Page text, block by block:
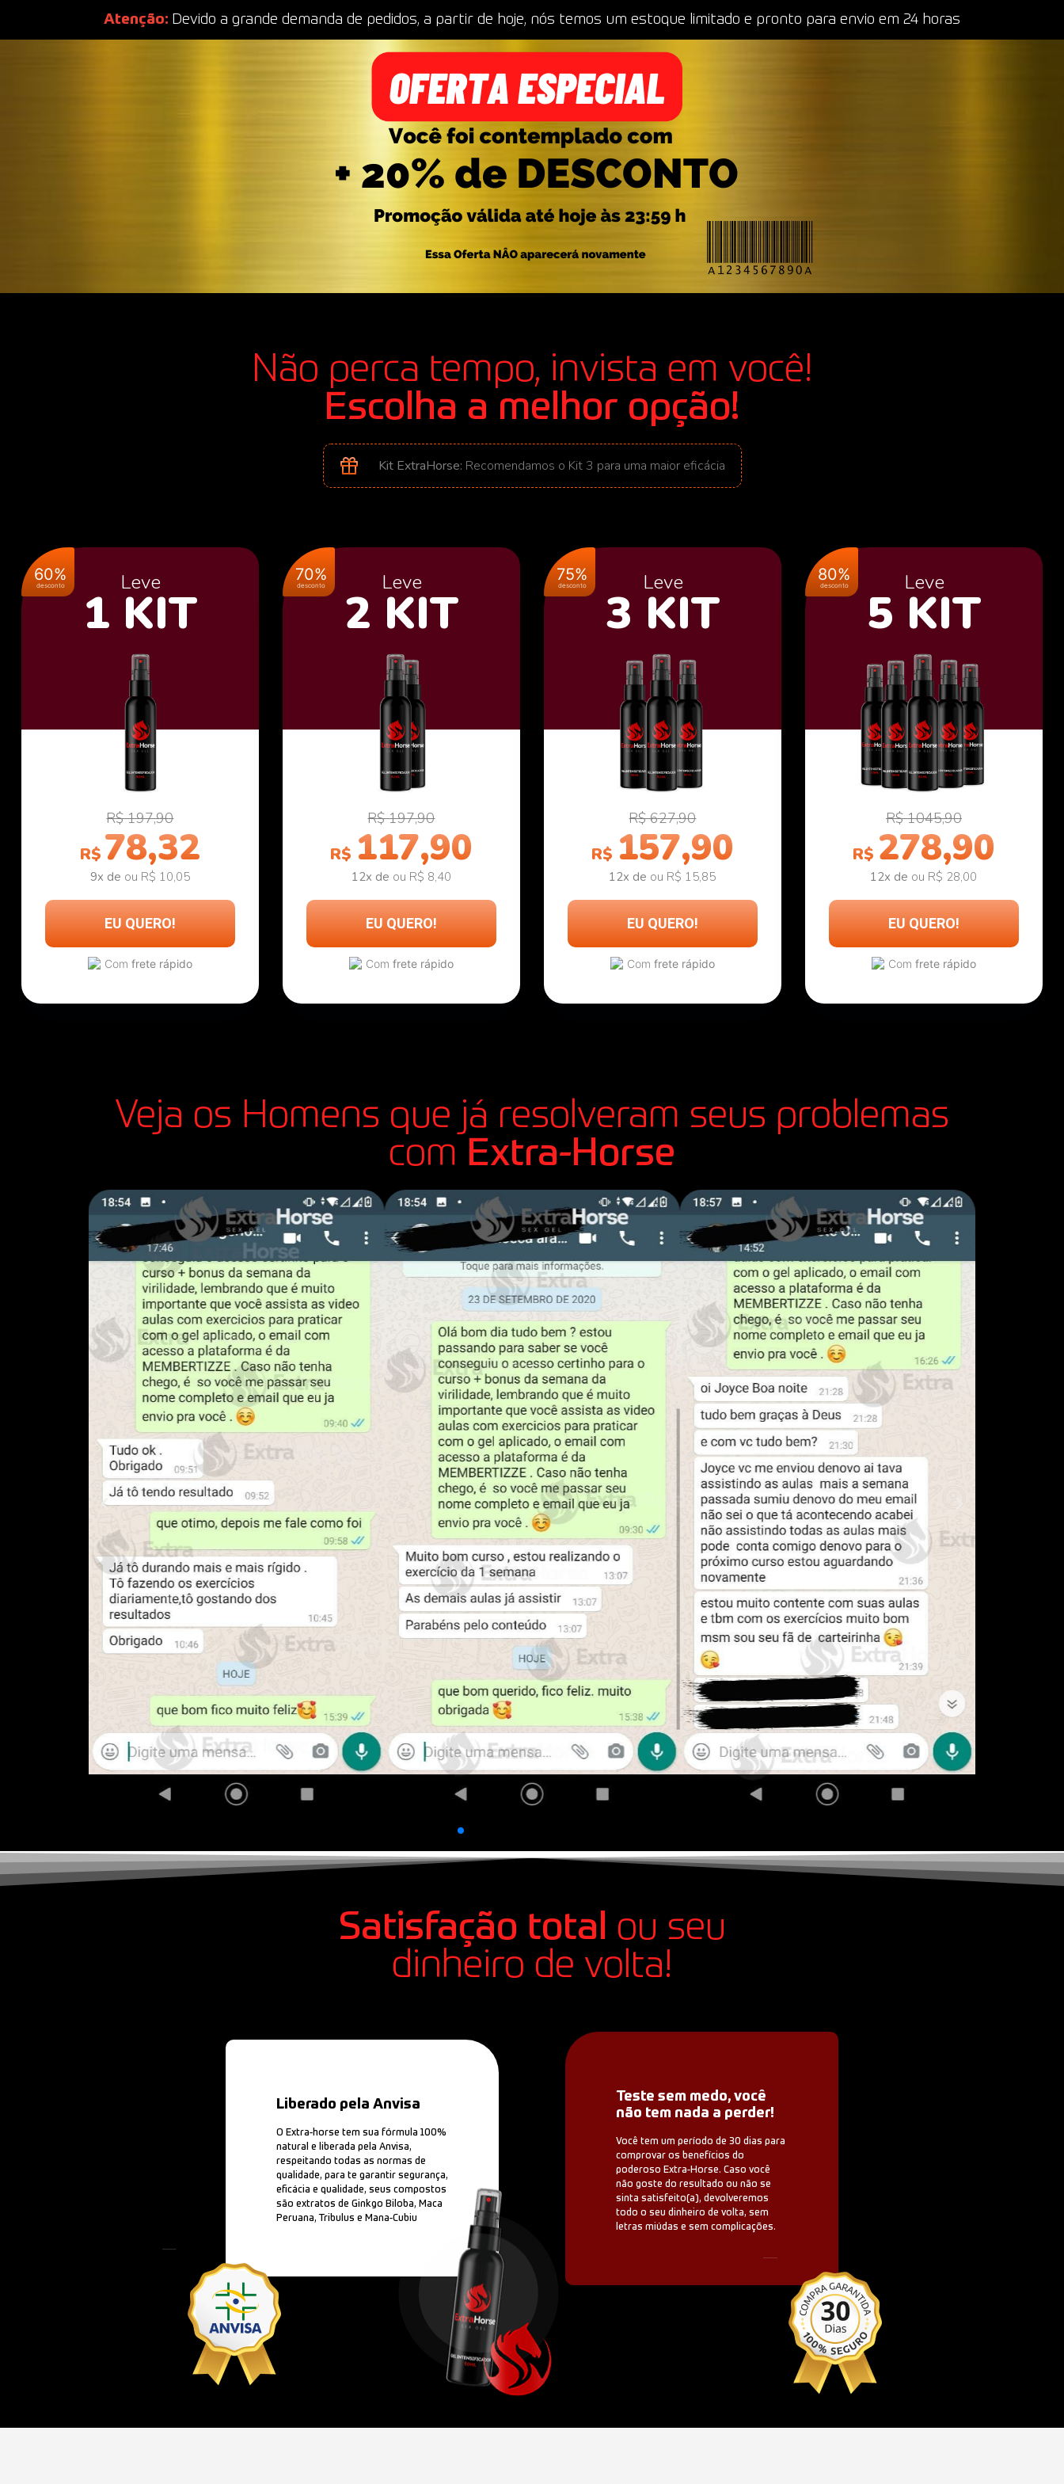
Atenção: Devido a grande demanda de pedidos, a partir de hoje, nós temos um estoque limitado e pronto para envio em 24 horas
Não perca tempo, invista em você!
Escolha a melhor opção!
Kit ExtraHorse: Recomendamos o Kit 3 para uma maior eficácia
60%
desconto Leve
1 KIT
R$ 197,90
R$ 78,32
9x de ou R$ 10,05
EU QUERO!
Com frete rápido
70%
desconto Leve
2 KIT
R$ 197,90
R$ 117,90
12x de ou R$ 8,40
EU QUERO!
Com frete rápido
75%
desconto Leve
3 KIT
R$ 627,90
R$ 157,90
12x de ou R$ 15,85
EU QUERO!
Com frete rápido
80%
desconto Leve
5 KIT
R$ 1045,90
R$ 278,90
12x de ou R$ 28,00
EU QUERO!
Com frete rápido
Veja os Homens que já resolveram seus problemas
com Extra-Horse
Satisfação total ou seu
dinheiro de volta!
Liberado pela Anvisa
O Extra-horse tem sua fórmula 100%
natural e liberada pela Anvisa,
respeitando todas as normas de
qualidade, para te garantir segurança,
eficácia e qualidade, seus compostos
são extratos de Ginkgo Biloba, Maca
Peruana, Tribulus e Mana-Cubiu
Teste sem medo, você
não tem nada a perder!
Você tem um período de 30 dias para
comprovar os benefícios do
poderoso Extra-Horse. Caso você
não goste do resultado ou não se
sinta satisfeito(a), devolveremos
todo o seu dinheiro de volta, sem
letras miúdas e sem complicações.